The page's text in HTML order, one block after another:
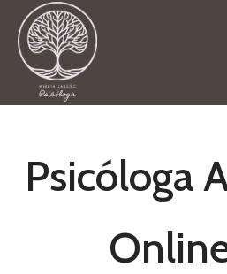
Psicóloga